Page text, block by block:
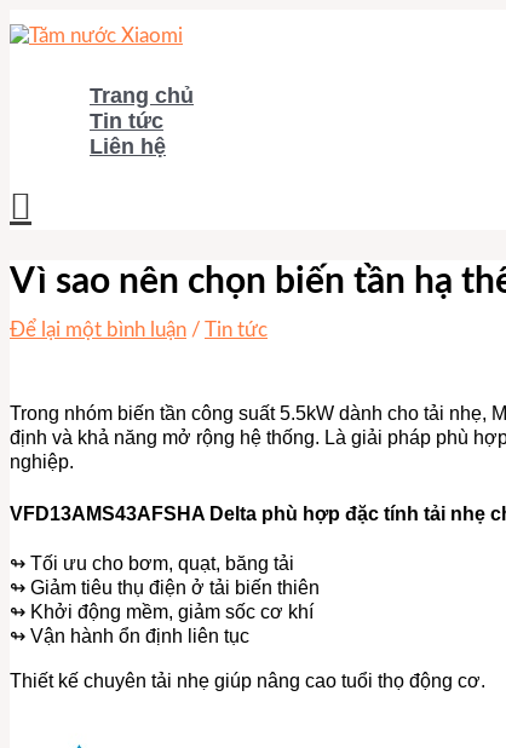
tới
Trang chủ
Tin tức
Liên hệ
Tìm
Vì sao nên chọn biến tần hạ
Để lại một bình luận / Tin tức
Trong nhóm biến tần công suất 5.5kW dành cho tải
định và khả năng mở rộng hệ thống. Là giải pháp phù
nghiệp.
VFD13AMS43AFSHA Delta phù hợp đặc tính tải nhẹ
↬ Tối ưu cho bơm, quạt, băng tải
↬ Giảm tiêu thụ điện ở tải biến thiên
↬ Khởi động mềm, giảm sốc cơ khí
↬ Vận hành ổn định liên tục
Thiết kế chuyên tải nhẹ giúp nâng cao tuổi thọ động cơ.